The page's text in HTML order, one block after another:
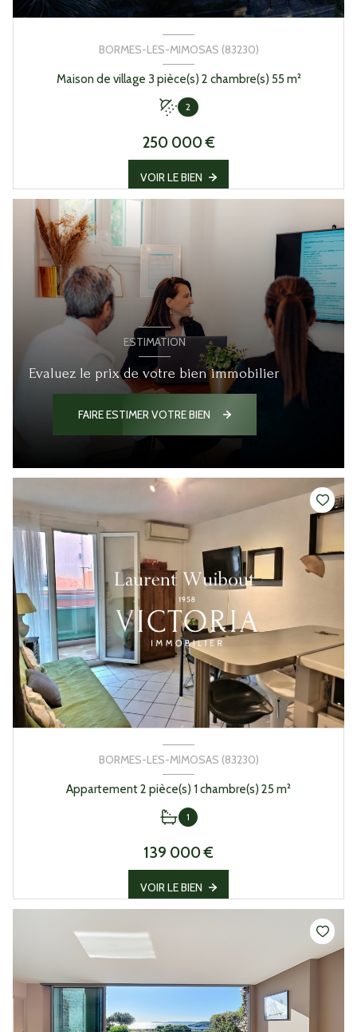
BORMES-LES-MIMOSAS (83230)
Maison de village 3 pièce(s) 2 chambre(s) 55 m²
2
250 000 €
VOIR LE BIEN
ESTIMATION
Evaluez le prix de votre bien immobilier
FAIRE ESTIMER VOTRE BIEN
BORMES-LES-MIMOSAS (83230)
Appartement 2 pièce(s) 1 chambre(s) 25 m²
1
139 000 €
VOIR LE BIEN